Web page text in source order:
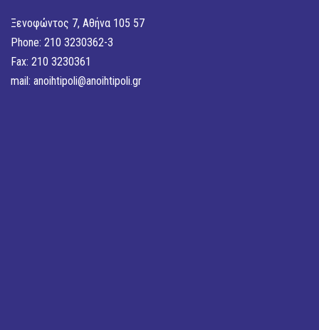
Ξενοφώντος 7, Αθήνα 105 57
Phone: 210 3230362-3
Fax: 210 3230361
mail: anoihtipoli@anoihtipoli.gr